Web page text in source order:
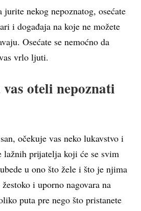
nekog nepoznatog, osećate
i događaja na koje ne možete
Osećate se nemoćno da
vrlo ljuti.
oteli nepoznati
očekuje vas neko lukavstvo i
lažnih prijatelja koji će se svim
u ono što žele i što je njima
i uporno nagovara na
puta pre nego što pristanete